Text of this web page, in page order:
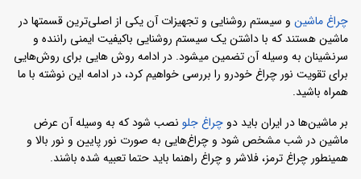
چراغ ماشین و سیستم روشنایی و تجهیزات آن یکی از اصلی‌ترین قسمتها در
ماشین هستند که با داشتن یک سیستم روشنایی باکیفیت ایمنی راننده و
سرنشینان به وسیله آن تضمین میشود. در ادامه روش هایی برای روش‌هایی
برای تقویت نور چراغ خودرو را بررسی خواهیم کرد، در ادامه این نوشته با ما
همراه باشید.
بر ماشین‌ها در ایران باید دو چراغ جلو نصب شود که به وسیله آن عرض
ماشین در شب مشخص شود و چراغ‌هایی به صورت نور پایین و نور بالا و
همینطور چراغ ترمز، فلاشر و چراغ راهنما باید حتما تعبیه شده باشند.